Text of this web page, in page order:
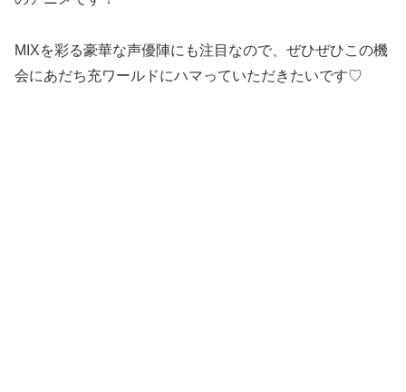
MIXを彩る豪華な声優陣にも注目なので、ぜひぜひこの機
会にあだち充ワールドにハマっていただきたいです♡